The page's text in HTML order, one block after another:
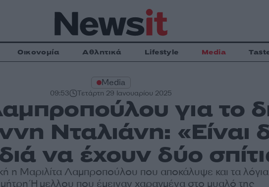
Οικονομία Αθλητικά Lifestyle Media
Media
09:53 Τετάρτη 29 Ιανουαρίου 2025
για το
Νταλιάνη: «Είναι
να έχουν δύο
η Μαριλίτα Λαμπροπούλου που αποκάλυψε και τα λόγια
Ήμελλου που έμειναν χαραγμένα στο μυαλό της